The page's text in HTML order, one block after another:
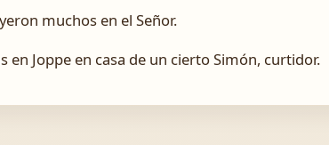
muchos en el Señor.
en Joppe en casa de un cierto Simón, curtidor.